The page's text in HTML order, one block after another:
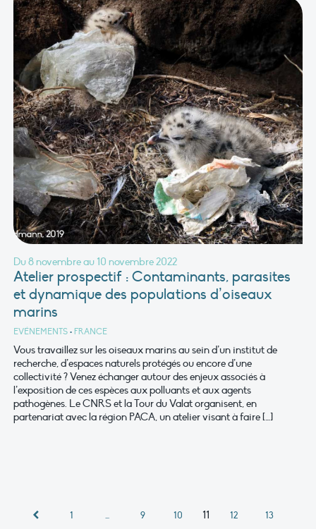
Du 8 novembre au 10 novembre 2022
Atelier prospectif : Contaminants, parasites
et dynamique des populations d’oiseaux
marins
EVÉNEMENTS • FRANCE
Vous travaillez sur les oiseaux marins au sein d’un institut de
recherche, d’espaces naturels protégés ou encore d’une
collectivité ? Venez échanger autour des enjeux associés à
l’exposition de ces espèces aux polluants et aux agents
pathogènes. Le CNRS et la Tour du Valat organisent, en
partenariat avec la région PACA, un atelier visant à faire […]
1 … 9 10 11 12 13